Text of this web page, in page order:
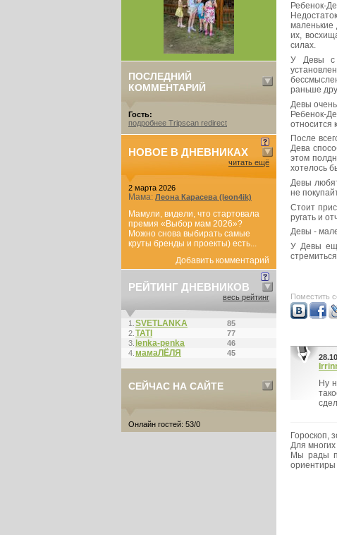
ПОСЛЕДНИЙ
КОММЕНТАРИЙ
Гость:
подробнее Tripscan redirect
НОВОЕ В ДНЕВНИКАХ
читать ещё
2 марта 2026
Мама: Леона Карасева (leon4ik)
Мамули, видели, что стартовала
премия «Выбор мам 2026»?
Можно снова выбирать самые
круты бренды и проекты) есть...
Добавить комментарий
РЕЙТИНГ ДНЕВНИКОВ
весь рейтинг
1. SVETLANKA
85
2. ТАТI
77
3. lenka-penka
46
4. мамаЛЁЛЯ 45
СЕЙЧАС НА САЙТЕ
Онлайн гостей: 53/0
Ребенок-
маленькие
их,
силах.
У Девы с
раньше
Девы
Ребенок-
относится
После
Дева
этом
хотелось
Девы
не
Стоит
ругать и
Девы -
У Девы
Поместить
Ну
Гороскоп,
Для
Мы рады